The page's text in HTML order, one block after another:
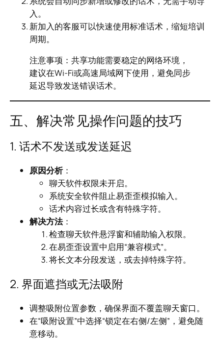
入。
新加入的客服可以快速使用标准话术，缩短培训
周期。
注意事项：共享功能需要稳定的网络环境，
建议在Wi-Fi或高速局域网下使用，避免同步
延迟导致发送错误话术。
五、解决常见操作问题的技巧
1. 话术不发送或发送延迟
原因分析：
聊天软件权限未开启。
系统安全软件阻止易歪歪模拟输入。
话术内容过长或含有特殊字符。
解决方法：
检查聊天软件悬浮窗和辅助输入权限。
在易歪歪设置中启用“兼容模式”。
将长文本分段发送，或去掉特殊字符。
2. 界面遮挡或无法吸附
调整吸附位置参数，确保界面不覆盖聊天窗口。
在“吸附设置”中选择“锁定在右侧/左侧”，避免随
意移动。